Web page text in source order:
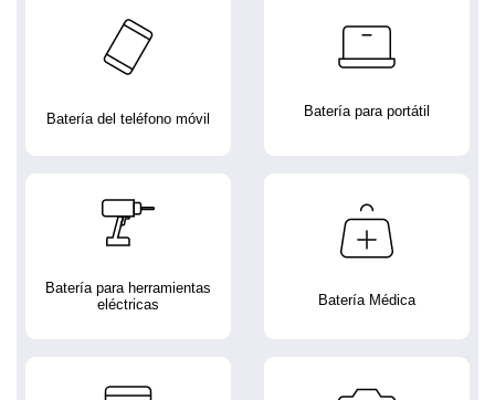
Batería del teléfono móvil Batería para portátil
Batería para herramientas
eléctricas
Batería Médica